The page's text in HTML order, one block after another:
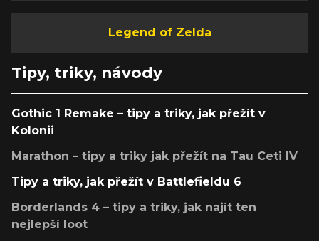
Legend of Zelda
Tipy, triky, návody
Gothic 1 Remake – tipy a triky, jak přežít v
Kolonii
Marathon – tipy a triky jak přežít na Tau Ceti IV
Tipy a triky, jak přežít v Battlefieldu 6
Borderlands 4 – tipy a triky, jak najít ten
nejlepší loot